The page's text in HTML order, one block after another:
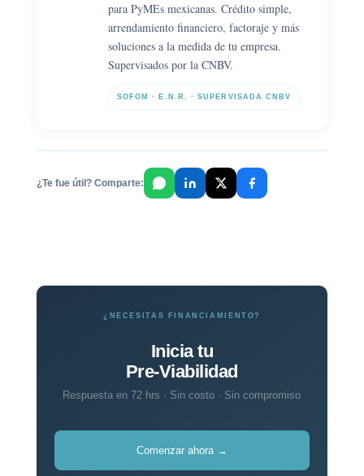
para PyMEs mexicanas. Crédito simple,
arrendamiento financiero, factoraje y más
soluciones a la medida de tu empresa.
Supervisados por la CNBV.
SOFOM · E.N.R. · SUPERVISADA CNBV
¿Te fue útil? Comparte:
¿NECESITAS FINANCIAMIENTO?
Inicia tu
Pre-Viabilidad
Respuesta en 72 hrs · Sin costo · Sin compromiso
Comenzar ahora →